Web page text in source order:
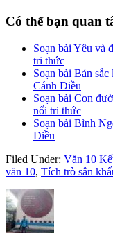
Có thể bạn quan
Soạn bài Yêu và
tri thức
Soạn bài Bản
Cánh Diều
Soạn bài Con
nối tri thức
Soạn bài Bình
Diều
Filed Under: Văn 10
văn 10, Tích trò sân